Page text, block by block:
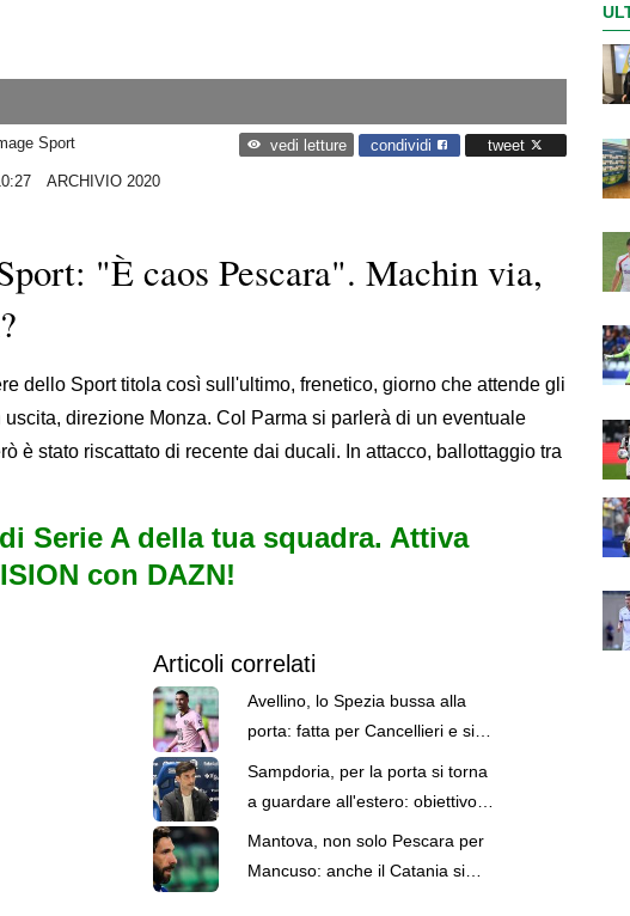
Sport vedi letture condividi tweet
ARCHIVIO 2020
"È caos Pescara". Machin via,
dello Sport titola così sull'ultimo, frenetico, giorno che attende gli
direzione Monza. Col Parma si parlerà di un eventuale
è stato riscattato di recente dai ducali. In attacco, ballottaggio tra
Serie A della tua squadra. Attiva
con DAZN!
Articoli correlati
Avellino, lo Spezia bussa alla
porta: fatta per Cancellieri e si
Sampdoria, per la porta si torna
a guardare all'estero: obiettivo
Vindahl
Mantova, non solo Pescara per
Mancuso: anche il Catania si